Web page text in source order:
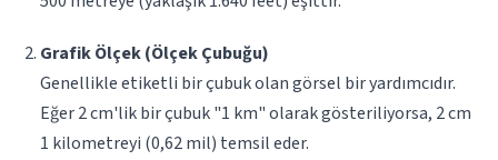
Grafik Ölçek (Ölçek Çubuğu)
Genellikle etiketli bir çubuk olan görsel bir yardımcıdır.
Eğer 2 cm'lik bir çubuk "1 km" olarak gösteriliyorsa, 2 cm
1 kilometreyi (0,62 mil) temsil eder.